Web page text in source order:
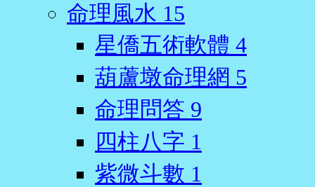
命理風水 15
星僑五術軟體 4
葫蘆墩命理網 5
命理問答 9
四柱八字 1
紫微斗數 1